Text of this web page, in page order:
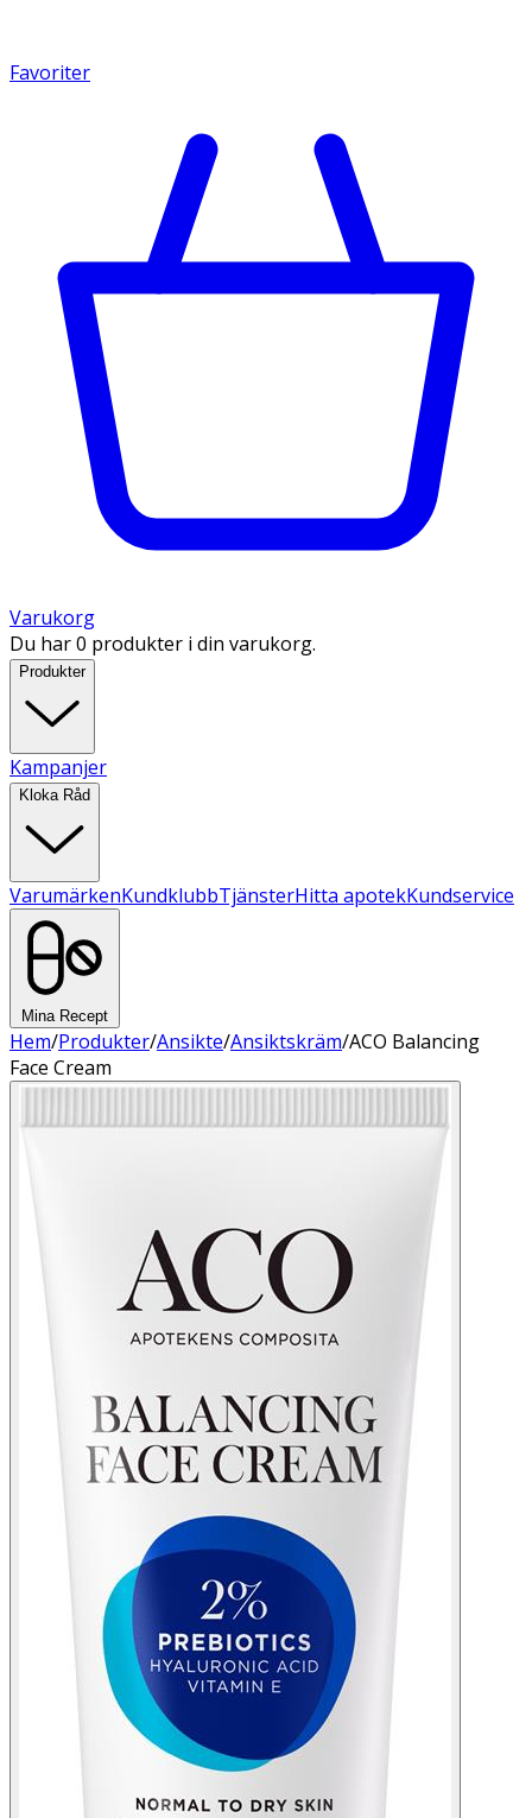
Favoriter
Varukorg
Du har 0 produkter i din varukorg.
Produkter
Kampanjer
Kloka Råd
VarumärkenKundklubbTjänsterHitta apotekKundservice
Mina Recept
Hem/Produkter/Ansikte/Ansiktskräm/ACO Balancing
Face Cream